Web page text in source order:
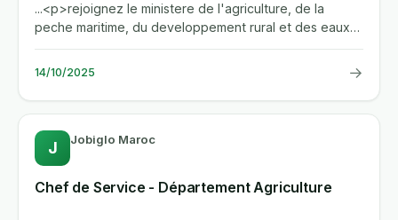
...<p>rejoignez le ministere de l'agriculture, de la
peche maritime, du developpement rural et des eaux
et forets pour...
14/10/2025 →
J Jobiglo Maroc
Chef de Service - Département Agriculture